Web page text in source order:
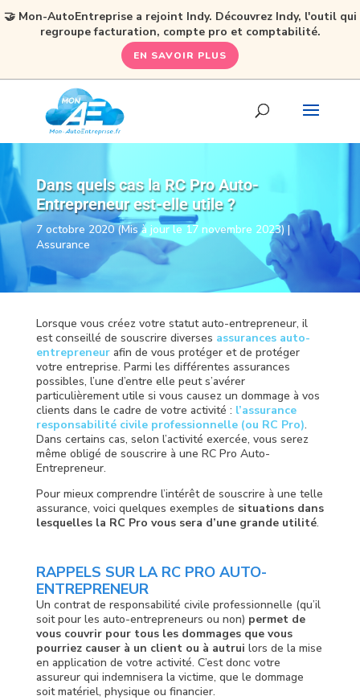
Dans quels cas la RC Pro Auto-
Entrepreneur est-elle utile ?
7 octobre 2020 (Mis à jour le 17 novembre 2023)|
Assurance
Lorsque vous créez votre statut auto-entrepreneur, il
est conseillé de souscrire diverses assurances auto-
entrepreneurafin de vous protéger et de protéger
votre entreprise. Parmi les différentes assurances
possibles, l’une d’entre elle peut s’avérer
particulièrement utile si vous causez un dommage à vos
clients dans le cadre de votre activité : l’assurance
responsabilité civile professionnelle (ou RC Pro).
Dans certains cas, selon l’activité exercée, vous serez
même obligé de souscrire à une RC Pro Auto-
Entrepreneur.
Pour mieux comprendre l’intérêt de souscrire à une telle
assurance, voici quelques exemples de situations dans
lesquelles la RC Pro vous sera d’une grande utilité.
RAPPELS SUR LA RC PRO AUTO-
ENTREPRENEUR
Un contrat de responsabilité civile professionnelle (qu’il
soit pour les auto-entrepreneurs ou non) permet de
vous couvrir pour tous les dommages que vous
pourriez causer à un client ou à autrui lors de la mise
en application de votre activité. C’est donc votre
assureur qui indemnisera la victime, que le dommage
soit matériel, physique ou financier.
🤝 Mon-AutoEntreprise a rejoint Indy. Découvrez Indy, l'outil qui
regroupe facturation, compte pro et comptabilité.
EN SAVOIR PLUS